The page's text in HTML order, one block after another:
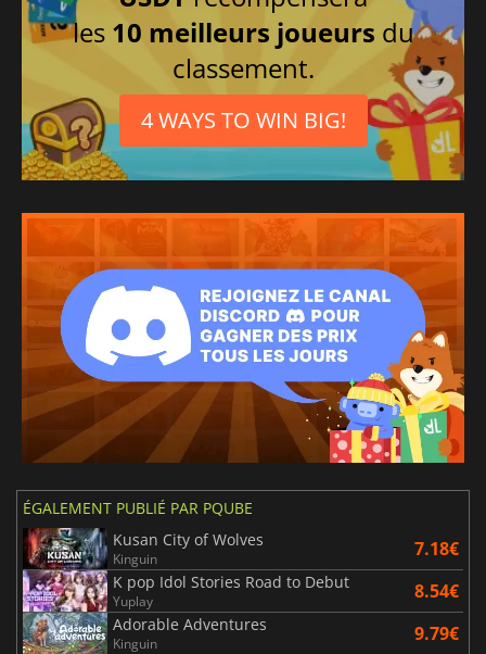
les 10 meilleurs joueurs du
classement.
4 WAYS TO WIN BIG!
ÉGALEMENT PUBLIÉ PAR PQUBE
Kusan City of Wolves
Kinguin 7.18€
K pop Idol Stories Road to Debut
Yuplay 8.54€
Adorable Adventures
Kinguin 9.79€